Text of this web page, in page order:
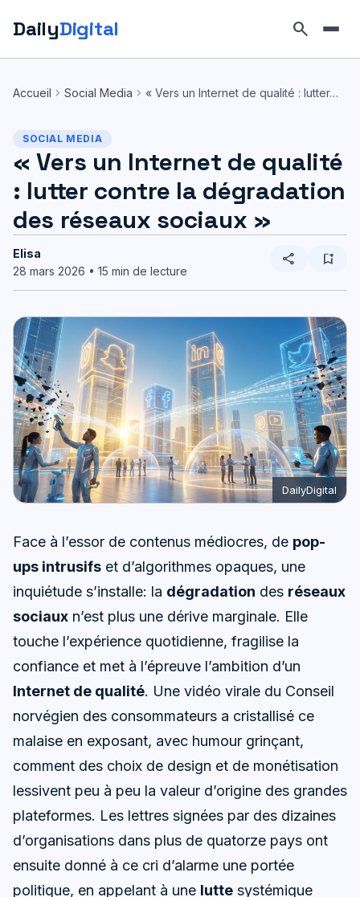
DailyDigital search
Accueil chevron_right Social Media chevron_right « Vers un Internet de qualité : lutter…
SOCIAL MEDIA
« Vers un Internet de qualité
: lutter contre la dégradation
des réseaux sociaux »
Elisa
28 mars 2026 • 15 min de lecture
share bookmark_add
DailyDigital
Face à l’essor de contenus médiocres, de pop-
ups intrusifs et d’algorithmes opaques, une
inquiétude s’installe: la dégradation des réseaux
sociaux n’est plus une dérive marginale. Elle
touche l’expérience quotidienne, fragilise la
confiance et met à l’épreuve l’ambition d’un
Internet de qualité. Une vidéo virale du Conseil
norvégien des consommateurs a cristallisé ce
malaise en exposant, avec humour grinçant,
comment des choix de design et de monétisation
lessivent peu à peu la valeur d’origine des grandes
plateformes. Les lettres signées par des dizaines
d’organisations dans plus de quatorze pays ont
ensuite donné à ce cri d’alarme une portée
politique, en appelant à une lutte systémique